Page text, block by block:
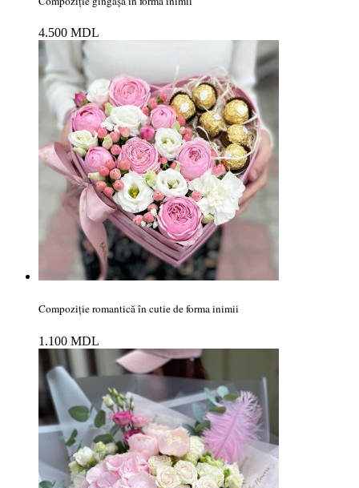
4.500 MDL
Compoziție romantică în cutie de forma inimii
1.100 MDL